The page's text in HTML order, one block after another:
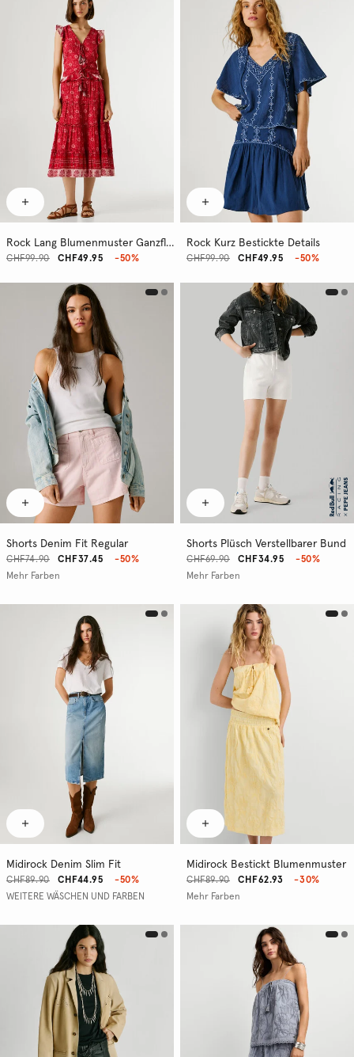
Rock Lang Blumenmuster Ganzflächig
CHF49.95
CHF99.90 -50%
Rock Kurz Bestickte Details
CHF49.95
CHF99.90 -50%
Shorts Denim Fit Regular
CHF37.45
CHF74.90
-50%
Mehr Farben
Shorts Plüsch Verstellbarer Bund
CHF34.95
CHF69.90
-50%
Mehr Farben
Midirock Denim Slim Fit
CHF44.95
CHF89.90
-50%
WEITERE WÄSCHEN UND FARBEN
Midirock Bestickt Blumenmuster
CHF62.93
CHF89.90
-30%
Mehr Farben